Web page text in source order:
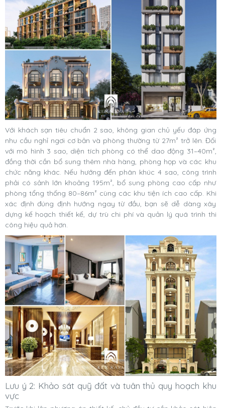
Với khách sạn tiêu chuẩn 2 sao, không gian chủ yếu đáp ứng
nhu cầu nghỉ ngơi cơ bản và phòng thường từ 27m² trở lên. Đối
với mô hình 3 sao, diện tích phòng có thể dao động 31–40m²,
đồng thời cần bổ sung thêm nhà hàng, phòng họp và các khu
chức năng khác. Nếu hướng đến phân khúc 4 sao, công trình
phải có sảnh lớn khoảng 195m², bổ sung phòng cao cấp như
phòng tổng thống 80–86m² cùng các khu tiện ích cao cấp. Khi
xác định đúng định hướng ngay từ đầu, bạn sẽ dễ dàng xây
dựng kế hoạch thiết kế, dự trù chi phí và quản lý quá trình thi
công hiệu quả hơn.
Lưu ý 2: Khảo sát quỹ đất và tuân thủ quy hoạch khu
vực